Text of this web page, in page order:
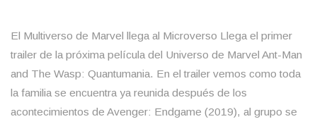
El Multiverso de Marvel llega al Microverso Llega el primer
trailer de la próxima película del Universo de Marvel Ant-Man
and The Wasp: Quantumania. En el trailer vemos como toda
la familia se encuentra ya reunida después de los
acontecimientos de Avenger: Endgame (2019), al grupo se